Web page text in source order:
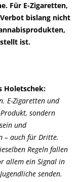
Für E-Zigaretten,
bislang nicht
ist.
Holetschek:
E-Zigaretten und
sondern
und
– auch für Dritte.
Regeln fallen
allem ein Signal in
senden.